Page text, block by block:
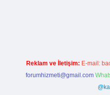
Reklam ve İletişim: E-mail:
forumhizmeti@gmail.com